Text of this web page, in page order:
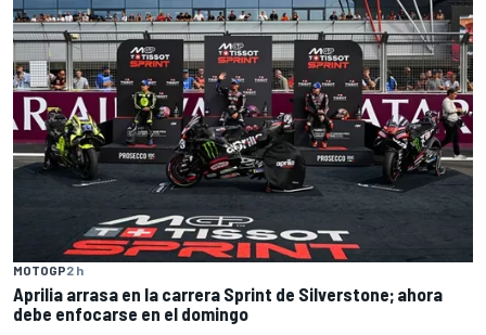
MOTOGP2 h
Aprilia arrasa en la carrera Sprint de Silverstone; ahora
debe enfocarse en el domingo